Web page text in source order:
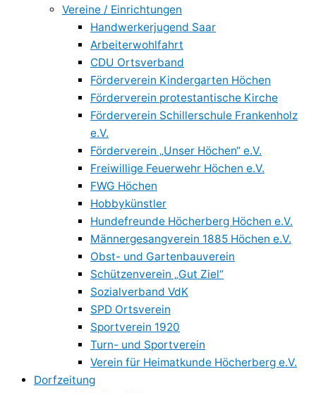
Vereine / Einrichtungen
Handwerkerjugend Saar
Arbeiterwohlfahrt
CDU Ortsverband
Förderverein Kindergarten Höchen
Förderverein protestantische Kirche
Förderverein Schillerschule Frankenholz
e.V.
Förderverein „Unser Höchen“ e.V.
Freiwillige Feuerwehr Höchen e.V.
FWG Höchen
Hobbykünstler
Hundefreunde Höcherberg Höchen e.V.
Männergesangverein 1885 Höchen e.V.
Obst- und Gartenbauverein
Schützenverein „Gut Ziel“
Sozialverband VdK
SPD Ortsverein
Sportverein 1920
Turn- und Sportverein
Verein für Heimatkunde Höcherberg e.V.
Dorfzeitung